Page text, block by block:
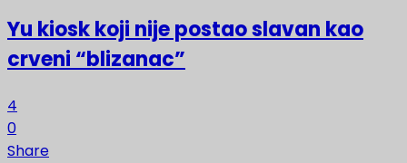
Yu kiosk koji nije postao slavan kao
crveni “blizanac”
4
0
Share